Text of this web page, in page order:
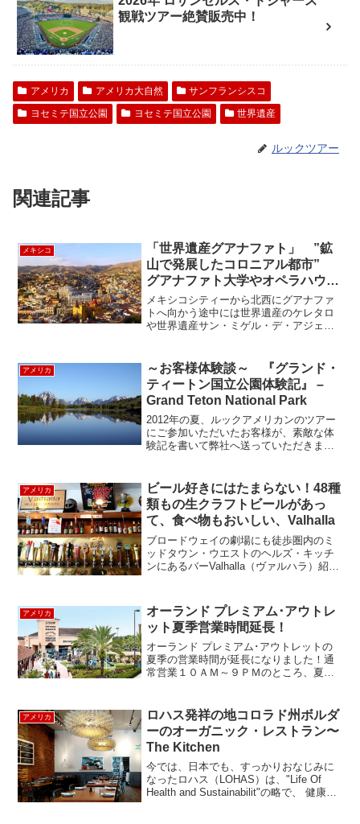
観戦ツアー絶賛販売中！
アメリカ アメリカ大自然
サンフランシスコ
ヨセミテ国立公園
ヨセミテ国立公園 世界遺産
ルックツアー
関連記事
メキシコ
「世界遺産グアナファト」 ”鉱
山で発展したコロニアル都市”
グアナファト大学やオペラハウス
もある文化と歴史の街
メキシコシティーから北西にグアナファ
トへ向かう途中には世界遺産のケレタロ
や世界遺産サン・ミゲル・デ・アジェン
ロニアル都市が沢山あります。グアナフ
ァトはこの地域に住んでい...
アメリカ
～お客様体験談～ 『グランド・
ティートン国立公園体験記』 –
Grand Teton National Park
2012年の夏、ルックアメリカンのツアー
にご参加いただいたお客様が、素敵な体
験記を書いて弊社へ送っていただきまし
ン国立公園、マウントラッシュモア、グ
ランドティトン５日間...
アメリカ
ビール好きにはたまらない！48種
類もの生クラフトビールがあっ
て、食べ物もおいしい、Valhalla
ブロードウェイの劇場にも徒歩圏内のミ
ッドタウン・ウエストのヘルズ・キッチ
ンにあるバーValhalla（ヴァルハラ）紹介
だ、タップを見てくだい。見たことも聞
いたこともない...
アメリカ
オーランド プレミアム･アウトレ
ット夏季営業時間延長！
オーランド プレミアム･アウトレットの
夏季の営業時間が延長になりました！通
常営業１０ＡＭ～９ＰＭのところ、夏季
業が発表されました。オーランドにはプ
レミアム･アウトレ...
アメリカ
ロハス発祥の地コロラド州ボルダ
ーのオーガニック・レストラン〜
The Kitchen
今では、日本でも、すっかりおなじみに
なったロハス（LOHAS）は、"Life Of
Health and Sustainabilit"の略で、 健康や